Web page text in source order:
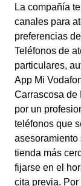
La compañía
canales para
preferencias
Teléfonos de
particulares,
App Mi
Carrascosa de
por un
teléfonos que
asesoramiento
tienda más
fijarse en el
cita previa.